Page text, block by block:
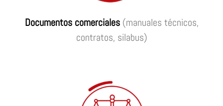
Documentos comerciales(manuales técnicos,
contratos, silabus)